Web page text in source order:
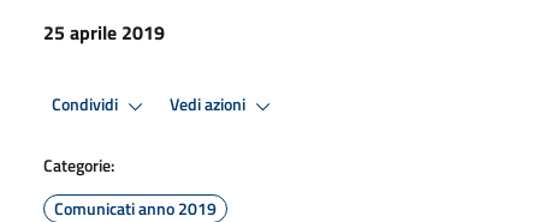
25 aprile 2019
Condividi Vedi azioni
Categorie:
Comunicati anno 2019